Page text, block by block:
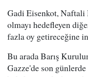
Gadi Eisenkot, Naftali
olmayı hedefleyen
fazla oy getireceğine
Bu arada Barış
Gazze'de son